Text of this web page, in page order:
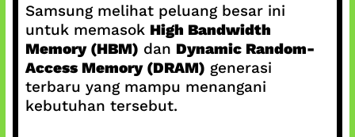
Samsung melihat peluang besar ini
untuk memasok High Bandwidth
Memory (HBM) dan Dynamic Random-
Access Memory (DRAM) generasi
terbaru yang mampu menangani
kebutuhan tersebut.